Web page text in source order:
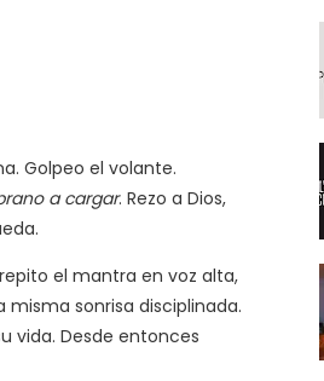
Golpeo el volante.
a cargar. Rezo a Dios,
el mantra en voz alta,
sonrisa disciplinada.
vida. Desde entonces